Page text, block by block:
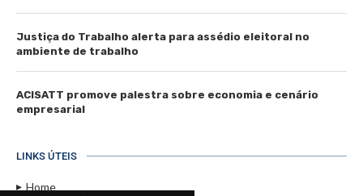
Justiça do Trabalho alerta para assédio eleitoral no
ambiente de trabalho
ACISATT promove palestra sobre economia e cenário
empresarial
LINKS ÚTEIS
Home